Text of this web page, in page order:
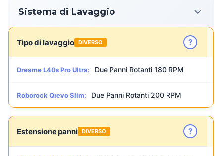
Sistema di Lavaggio
Tipo di lavaggio DIVERSO ?
Dreame L40s Pro Ultra: Due Panni Rotanti 180 RPM
Roborock Qrevo Slim: Due Panni Rotanti 200 RPM
Estensione panni DIVERSO ?